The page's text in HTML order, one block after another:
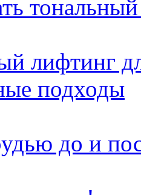
лифтинг
подходы
до и